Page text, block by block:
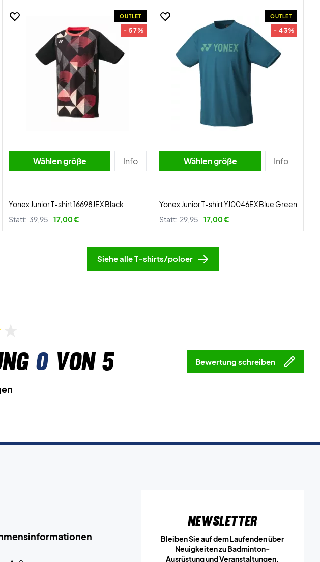
OUTLET
- 57%
Wählen größe Info
Yonex Junior T-shirt 16698JEX Black
Statt: 39,95 17,00 €
OUTLET
- 43%
Wählen größe Info
Yonex Junior T-shirt YJ0046EX Blue Green
Statt: 29,95 17,00 €
Siehe alle T-shirts/poloer
0von 5 Bewertung schreiben
Newsletter
Bleiben Sie auf dem Laufenden über
Neuigkeiten zu Badminton-
Ausrüstung und Veranstaltungen.